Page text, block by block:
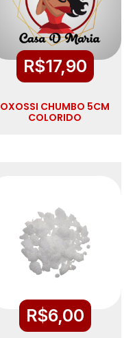
R$17,90
OXOSSI CHUMBO 5CM
COLORIDO
R$6,00